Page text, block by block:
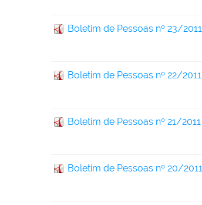
Boletim de Pessoas nº 23/2011
Boletim de Pessoas nº 22/2011
Boletim de Pessoas nº 21/2011
Boletim de Pessoas nº 20/2011